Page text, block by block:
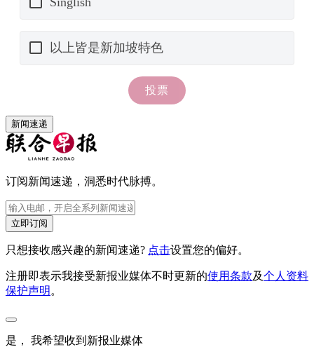
新闻速递
订阅新闻速递，洞悉时代脉搏。
立即订阅
只想接收感兴趣的新闻速递? 点击设置您的偏好。
注册即表示我接受新报业媒体不时更新的使用条款及个人资料
保护声明 。
是， 我希望收到新报业媒体